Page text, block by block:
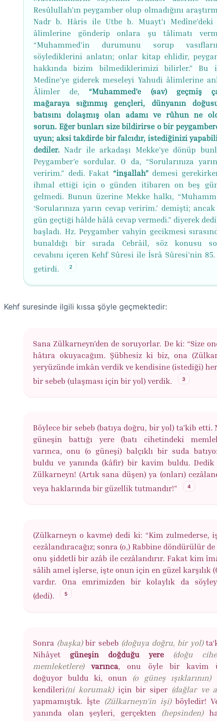
Resûlullah’ın peygamber olup olmadığını
Nadr b. Hâris ile Utbe b. Muayt’ı Medîne’deki
âlimlerine gönderip onlara şu tâlimatı
“Muhammed’in durumunu sorup
söylediklerini anlatın; onlar kitap ehlidir,
hakkında bizim bilmediklerimizi bilirler.”
Medîne’ye giderek meseleyi Yahudi âlimlerine
Âlimler de, “Muhammed’e (sav) geçmiş
mağaraya sığınmış gençleri, dünyanın
batısını dolaşmış olan adamı ve rûhun ne
sorun. Eğer bunları size bildirirse o bir
uyun; aksi takdirde bir falcıdır, istediğinizi
dediler. Nadr ile arkadaşı Mekke’ye dönüp
Peygamber’e sordular. O da, “Sorularınıza
veririm.” dedi. Fakat “inşallah” demesi
ihmal ettiği için o günden itibaren on beş
gelmedi. Bunun üzerine Mekke halkı,
‘Sorularınıza yarın cevap veririm.’ demişti;
gün geçtiği hâlde hâlâ cevap vermedi.” diyerek
başladı. Hz. Peygamber vahyin gecikmesi
bunaldığı bir sırada Cebrâil, söz konusu
cevabını içeren Kehf Sûresi ile İsrâ Sûresi’nin
getirdi.
2
Kehf suresinde ilgili kıssa şöyle geçmektedir:
Sana Zülkarneyn'den de soruyorlar. De ki: “Size
hâtıra okuyacağım. Şübhesiz ki biz, ona
yeryüzünde imkân verdik ve kendisine (istediği)
bir sebeb (ulaşması için bir yol) verdik.
3
Böylece bir sebeb (batıya doğru, bir yol) ta'kib etti.
güneşin battığı yere (batı cihetindeki
varınca, onu (o güneşi) balçıklı bir suda
buldu ve yanında (kâfir) bir kavim buldu. Dedik
Zülkarneyn! (Artık sana düşen) ya (onları)
veya haklarında bir güzellik tutmandır!”
4
(Zülkarneyn o kavme) dedi ki: “Kim zulmederse,
cezâlandıracağız; sonra (o,) Rabbine döndürülür de
onu şiddetli bir azâb ile cezâlandırır. Fakat kim
sâlih amel işlerse, işte onun için en güzel karşılık
vardır. Ona emrimizden bir kolaylık da
(dedi).
5
Sonra (başka)bir sebeb (doğuya doğru, bir yol)
Nihâyet güneşin doğduğu yere (doğu
memleketlere)varınca, onu öyle bir kavim
doğuyor buldu ki, onun (o güneş ışıklarının)
kendileri(ni korumak)için bir siper (dağlar ve
yapmamıştık. İşte (Zülkarneyn’in işi)böyledir!
yanında olan şeyleri, gerçekten (hepsinden)